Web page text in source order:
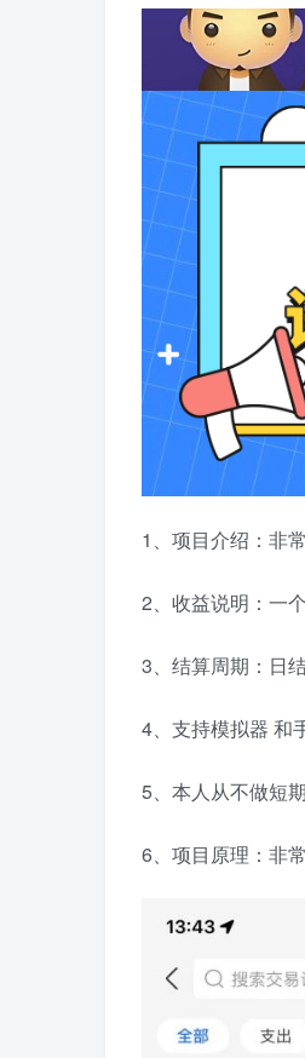
1、项目介绍：非
2、收益说明：一
3、结算周期：日
4、支持模拟器 和
5、本人从不做短
6、项目原理：非